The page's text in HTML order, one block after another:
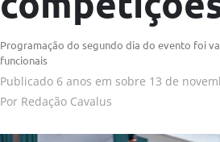
Programação do segundo dia do evento foi
funcionais
Publicado 6 anos em sobre 13 de
Por Redação Cavalus